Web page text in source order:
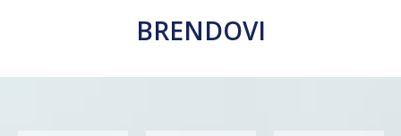
BRENDOVI